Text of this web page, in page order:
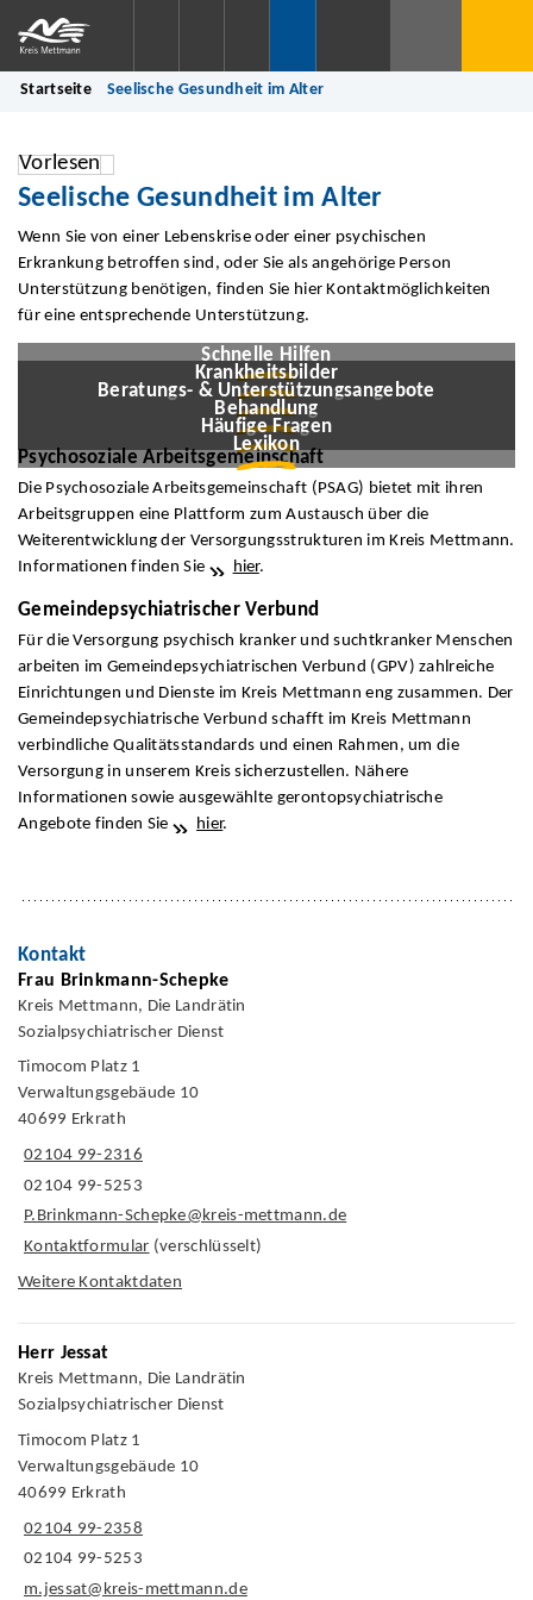
Startseite Seelische Gesundheit im Alter
Vorlesen
Seelische Gesundheit im Alter
Wenn Sie von einer Lebenskrise oder einer psychischen
Erkrankung betroffen sind, oder Sie als angehörige Person
Unterstützung benötigen, finden Sie hier Kontaktmöglichkeiten
für eine entsprechende Unterstützung.
Schnelle Hilfen
Krankheitsbilder
Beratungs- & Unterstützungsangebote
© StockPhotoPro/stock.adobe.com
Behandlung © iStock.com/Victor Kochurko
Häufige Fragen
Lexikon
Psychosoziale Arbeitsgemeinschaft
Die Psychosoziale Arbeitsgemeinschaft (PSAG) bietet mit ihren
Arbeitsgruppen eine Plattform zum Austausch über die
Weiterentwicklung der Versorgungsstrukturen im Kreis Mettmann.
Informationen finden Sie
hier.
Gemeindepsychiatrischer Verbund
Für die Versorgung psychisch kranker und suchtkranker Menschen
arbeiten im Gemeindepsychiatrischen Verbund (GPV) zahlreiche
Einrichtungen und Dienste im Kreis Mettmann eng zusammen. Der
Gemeindepsychiatrische Verbund schafft im Kreis Mettmann
verbindliche Qualitätsstandards und einen Rahmen, um die
Versorgung in unserem Kreis sicherzustellen. Nähere
Informationen sowie ausgewählte gerontopsychiatrische
Angebote finden Sie
hier.
Kontakt
Frau Brinkmann-Schepke
Kreis Mettmann, Die Landrätin
Sozialpsychiatrischer Dienst
Timocom Platz 1
Verwaltungsgebäude 10
40699 Erkrath
02104 99-2316
02104 99-5253
P.Brinkmann-Schepke@kreis-mettmann.de
Kontaktformular (verschlüsselt)
Weitere Kontaktdaten
Herr Jessat
Kreis Mettmann, Die Landrätin
Sozialpsychiatrischer Dienst
Timocom Platz 1
Verwaltungsgebäude 10
40699 Erkrath
02104 99-2358
02104 99-5253
m.jessat@kreis-mettmann.de